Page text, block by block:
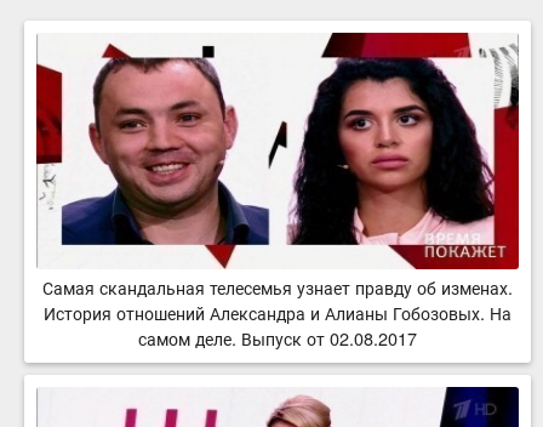
Самая скандальная телесемья узнает правду об изменах.
История отношений Александра и Алианы Гобозовых. На
самом деле. Выпуск от 02.08.2017